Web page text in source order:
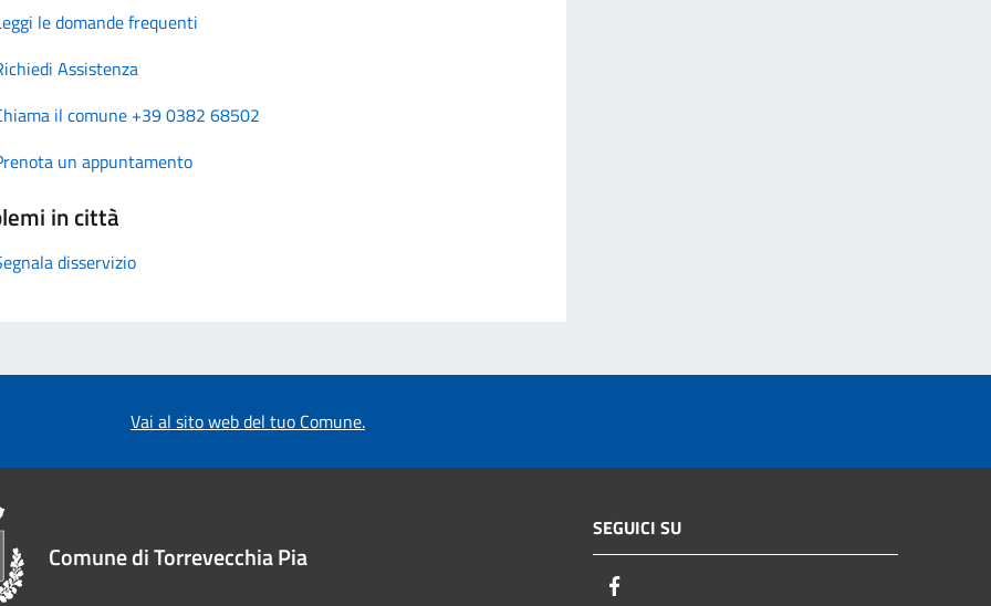
le domande frequenti
Assistenza
il comune +39 0382 68502
un appuntamento
in città
disservizio
Vai al sito web del tuo Comune.
Comune di Torrevecchia Pia
SEGUICI SU